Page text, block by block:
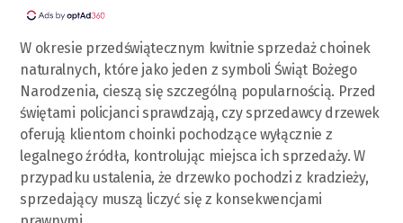
W okresie przedświątecznym kwitnie sprzedaż choinek
naturalnych, które jako jeden z symboli Świąt Bożego
Narodzenia, cieszą się szczególną popularnością. Przed
świętami policjanci sprawdzają, czy sprzedawcy drzewek
oferują klientom choinki pochodzące wyłącznie z
legalnego źródła, kontrolując miejsca ich sprzedaży. W
przypadku ustalenia, że drzewko pochodzi z kradzieży,
sprzedający muszą liczyć się z konsekwencjami